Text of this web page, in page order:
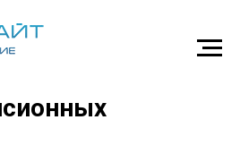
перевод